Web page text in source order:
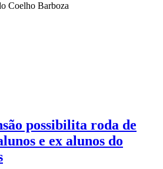
Coelho Barboza
possibilita roda de
e ex alunos do